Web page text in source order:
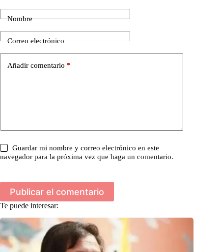
Nombre
Correo electrónico
Añadir comentario *
Guardar mi nombre y correo electrónico en este
navegador para la próxima vez que haga un comentario.
Publicar el comentario
Te puede interesar: